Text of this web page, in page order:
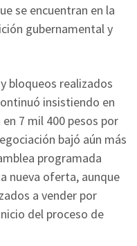
se encuentran en la
gubernamental y
bloqueos realizados
insistiendo en
7 mil 400 pesos por
bajó aún más
programada
nueva oferta, aunque
a vender por
del proceso de